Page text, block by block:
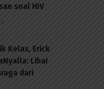
soal HIV
Kelas, Erick
Lihai
dari